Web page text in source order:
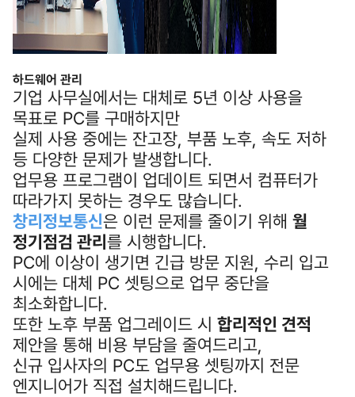
하드웨어 관리
기업 사무실에서는 대체로 5년 이상 사용을
목표로 PC를 구매하지만
실제 사용 중에는 잔고장, 부품 노후, 속도 저하
등 다양한 문제가 발생합니다.
업무용 프로그램이 업데이트 되면서 컴퓨터가
따라가지 못하는 경우도 많습니다.
창리정보통신은 이런 문제를 줄이기 위해 월
정기점검 관리를 시행합니다.
PC에 이상이 생기면 긴급 방문 지원, 수리 입고
시에는 대체 PC 셋팅으로 업무 중단을
최소화합니다.
또한 노후 부품 업그레이드 시 합리적인 견적
제안을 통해 비용 부담을 줄여드리고,
신규 입사자의 PC도 업무용 셋팅까지 전문
엔지니어가 직접 설치해드립니다.